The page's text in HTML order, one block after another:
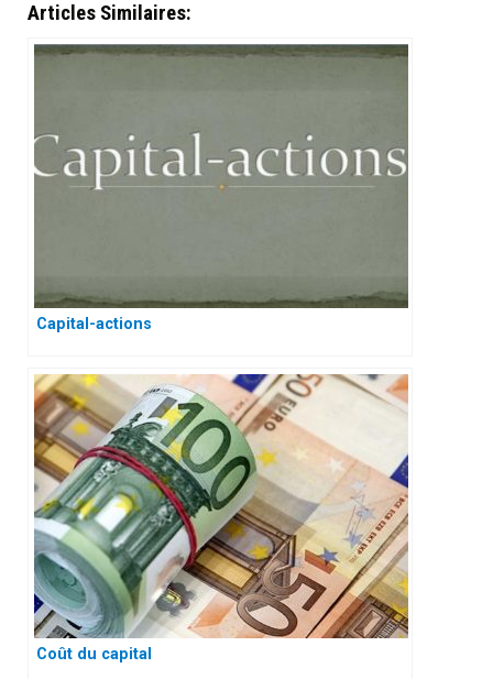
Articles Similaires:
Capital-actions
Coût du capital